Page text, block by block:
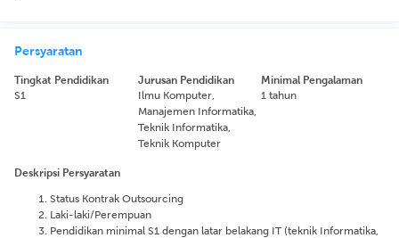
Persyaratan
Tingkat Pendidikan
S1
Jurusan Pendidikan
Ilmu Komputer,
Manajemen Informatika,
Teknik Informatika,
Teknik Komputer
Minimal Pengalaman
1 tahun
Deskripsi Persyaratan
Status Kontrak Outsourcing
Laki-laki/Perempuan
Pendidikan minimal S1 dengan latar belakang IT (teknik Informatika,